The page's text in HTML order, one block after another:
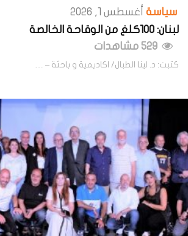
سياسة أغسطس 1, 2026
لبنان: 100كلغ من الوقاحة الخالصة
كتبت: د. لينا الطبال/ اكاديمية و باحثة – …